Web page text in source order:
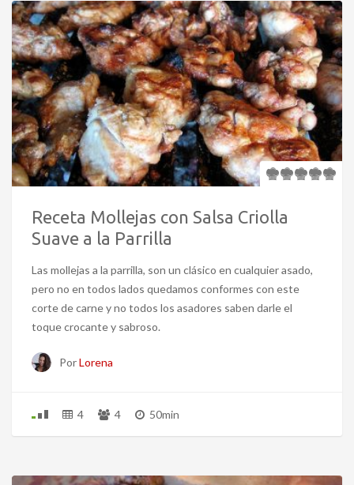
Receta Mollejas con Salsa Criolla
Suave a la Parrilla
Las mollejas a la parrilla, son un clásico en cualquier asado,
pero no en todos lados quedamos conformes con este
corte de carne y no todos los asadores saben darle el
toque crocante y sabroso.
PorLorena
4 4 50min